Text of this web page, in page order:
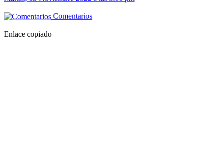
Comentarios
Enlace copiado